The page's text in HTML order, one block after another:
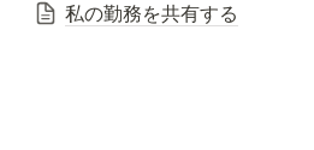
私の勤務を共有する